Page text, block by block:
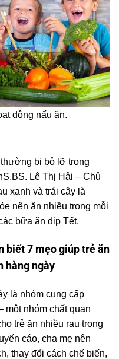
động nấu ăn.
bị bỏ lỡ trong
Lê Thị Hải – Chủ
xanh và trái cây là
nên ăn nhiều trong mỗi
bữa ăn dịp Tết.
biết 7 mẹo giúp trẻ ăn
hàng ngày
là nhóm cung cấp
một nhóm chất quan
trẻ ăn nhiều rau trong
cáo, cha mẹ nên
thay đổi cách chế biến,